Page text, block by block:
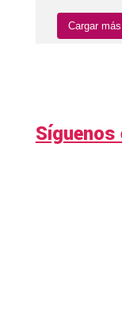
Cargar
Síguenos